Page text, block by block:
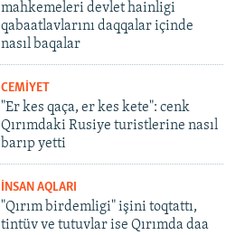
mahkemeleri devlet hainligi
qabaatlavlarını daqqalar içinde
nasıl baqalar
CEMİYET
"Er kes qaça, er kes kete": cenk
Qırımdaki Rusiye turistlerine nasıl
barıp yetti
İNSAN AQLARI
"Qırım birdemligi" işini toqtattı,
tintüv ve tutuvlar ise Qırımda daa